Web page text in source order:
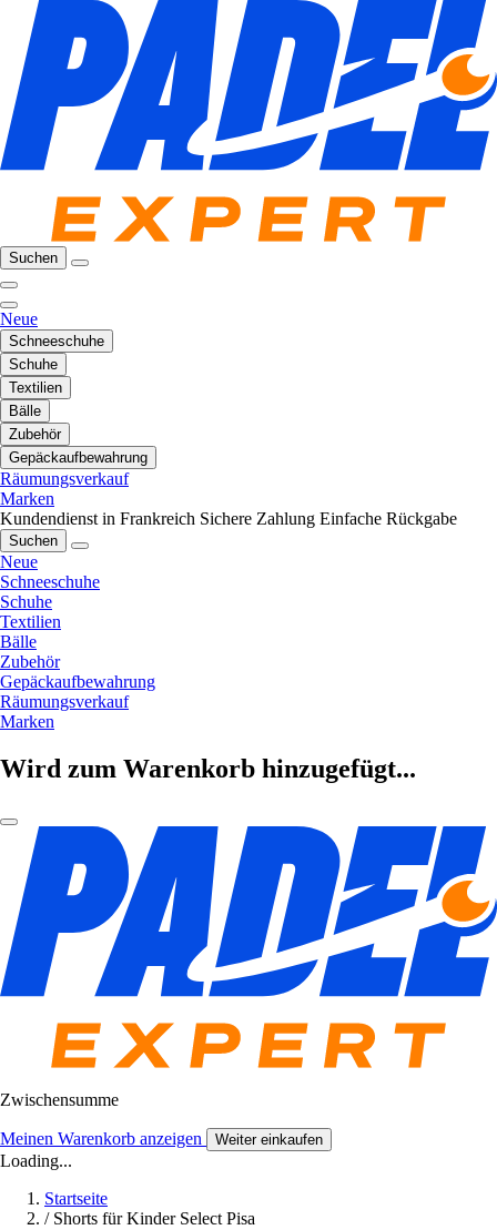
Suchen
Neue
Schneeschuhe
Schuhe
Textilien
Bälle
Zubehör
Gepäckaufbewahrung
Räumungsverkauf
Marken
Kundendienst in Frankreich Sichere Zahlung Einfache Rückgabe
Suchen
Neue
Schneeschuhe
Schuhe
Textilien
Bälle
Zubehör
Gepäckaufbewahrung
Räumungsverkauf
Marken
Wird zum Warenkorb hinzugefügt...
Zwischensumme
Meinen Warenkorb anzeigen Weiter einkaufen
Loading...
Startseite
/ Shorts für Kinder Select Pisa